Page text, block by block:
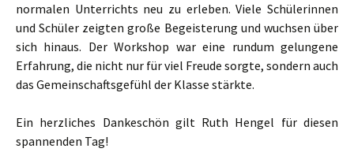
normalen Unterrichts neu zu erleben. Viele Schülerinnen
und Schüler zeigten große Begeisterung und wuchsen über
sich hinaus. Der Workshop war eine rundum gelungene
Erfahrung, die nicht nur für viel Freude sorgte, sondern auch
das Gemeinschaftsgefühl der Klasse stärkte.
Ein herzliches Dankeschön gilt Ruth Hengel für diesen
spannenden Tag!